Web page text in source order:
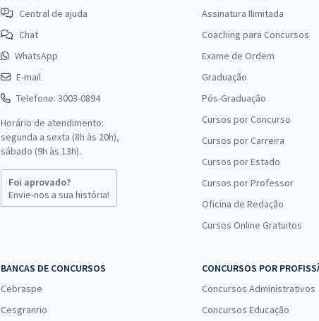
Central de ajuda
Chat
WhatsApp
E-mail
Telefone: 3003-0894
Horário de atendimento:
segunda a sexta (8h às 20h),
sábado (9h às 13h).
Foi aprovado?
Envie-nos a sua história!
Assinatura Ilimitada
Coaching para Concursos
Exame de Ordem
Graduação
Pós-Graduação
Cursos por Concurso
Cursos por Carreira
Cursos por Estado
Cursos por Professor
Oficina de Redação
Cursos Online Gratuitos
BANCAS DE CONCURSOS
Cebraspe
Cesgranrio
CONCURSOS POR
Concursos Administrativos
Concursos Educação